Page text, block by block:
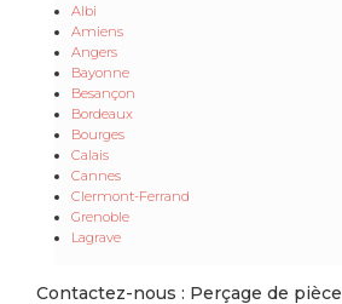
Albi
Amiens
Angers
Bayonne
Besançon
Bordeaux
Bourges
Calais
Cannes
Clermont-Ferrand
Grenoble
Lagrave
Contactez-nous : Perçage de